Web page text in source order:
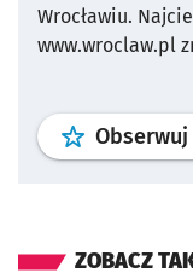
Wrocławiu.
www.wroclaw.pl
Obserwuj
ZOBACZ